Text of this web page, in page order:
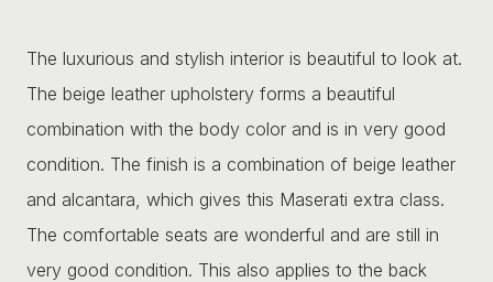
The luxurious and stylish interior is beautiful to look at.
The beige leather upholstery forms a beautiful
combination with the body color and is in very good
condition. The finish is a combination of beige leather
and alcantara, which gives this Maserati extra class.
The comfortable seats are wonderful and are still in
very good condition. This also applies to the back